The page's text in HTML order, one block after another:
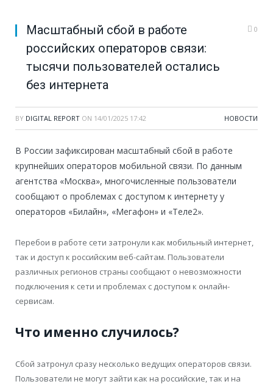
Масштабный сбой в работе
российских операторов связи:
тысячи пользователей остались
без интернета
0
BY DIGITAL REPORT ON 14/01/2025 17:42 НОВОСТИ
В России зафиксирован масштабный сбой в работе
крупнейших операторов мобильной связи. По данным
агентства «Москва», многочисленные пользователи
сообщают о проблемах с доступом к интернету у
операторов «Билайн», «Мегафон» и «Теле2».
Перебои в работе сети затронули как мобильный интернет,
так и доступ к российским веб-сайтам. Пользователи
различных регионов страны сообщают о невозможности
подключения к сети и проблемах с доступом к онлайн-
сервисам.
Что именно случилось?
Сбой затронул сразу несколько ведущих операторов связи.
Пользователи не могут зайти как на российские, так и на